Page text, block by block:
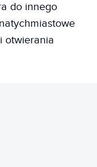
do innego
otwierania